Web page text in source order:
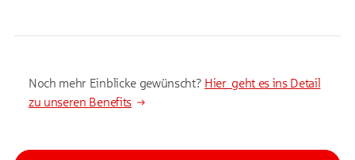
Noch mehr Einblicke gewünscht? Hier geht es ins Detail
zu unseren Benefits